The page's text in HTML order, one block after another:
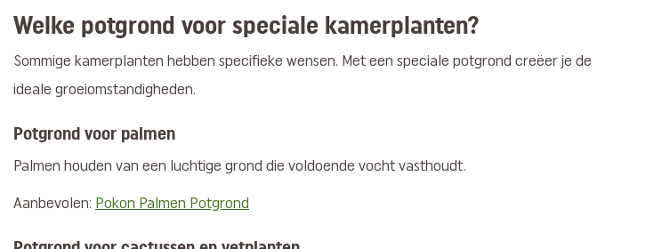
Welke potgrond voor speciale kamerplanten?
Sommige kamerplanten hebben specifieke wensen. Met een speciale potgrond creëer je de
ideale groeiomstandigheden.
Potgrond voor palmen
Palmen houden van een luchtige grond die voldoende vocht vasthoudt.
Aanbevolen: Pokon Palmen Potgrond